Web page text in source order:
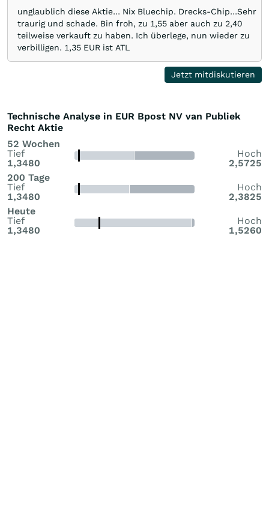
unglaublich diese Aktie... Nix Bluechip. Drecks-Chip...Sehr
traurig und schade. Bin froh, zu 1,55 aber auch zu 2,40
teilweise verkauft zu haben. Ich überlege, nun wieder zu
verbilligen. 1,35 EUR ist ATL
Jetzt mitdiskutieren
Technische Analyse in EUR Bpost NV van Publiek
Recht Aktie
52 Wochen
Tief
1,3480
Hoch
2,5725
200 Tage
Tief
1,3480
Hoch
2,3825
Heute
Tief
1,3480
Hoch
1,5260